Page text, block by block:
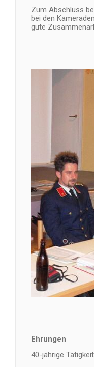
Zum Abschluss
bei den
gute
Ehrungen
40-jährige